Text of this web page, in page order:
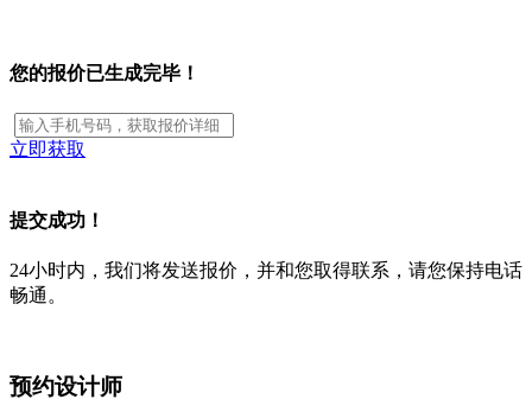
您的报价已生成完毕！
立即获取
提交成功！
24小时内，我们将发送报价，并和您取得联系，请您保持电话
畅通。
预约设计师